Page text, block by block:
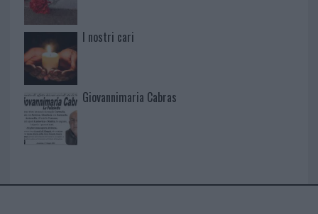
I nostri cari
Giovannimaria Cabras